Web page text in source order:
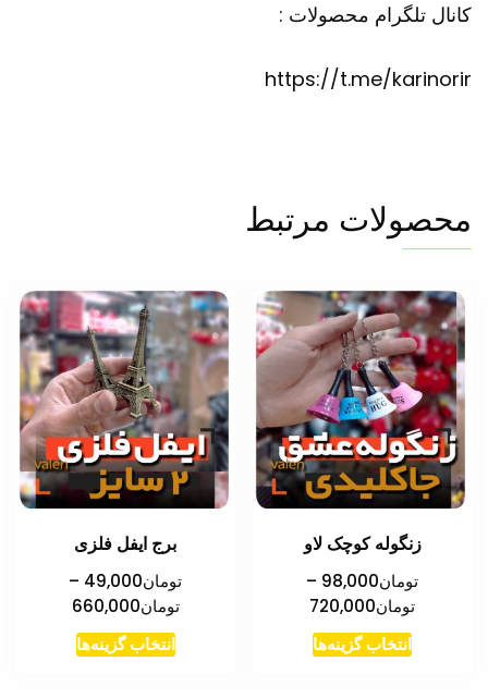
کانال تلگرام محصولات :
https://t.me/karinorir
محصولات مرتبط
زنگوله کوچک لاو
تومان98,000
–
تومان720,000محدوده
انتخاب گزینه‌هااین
برج ایفل فلزی
تومان49,000
–
تومان660,000
انتخاب گزینه‌هااین